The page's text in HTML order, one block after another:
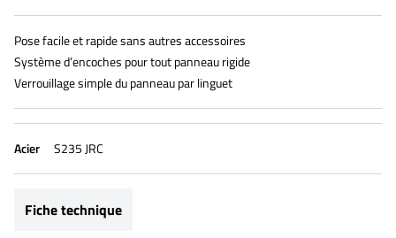
Pose facile et rapide sans autres accessoires
Système d’encoches pour tout panneau rigide
Verrouillage simple du panneau par linguet
Acier S235 JRC
Fiche technique